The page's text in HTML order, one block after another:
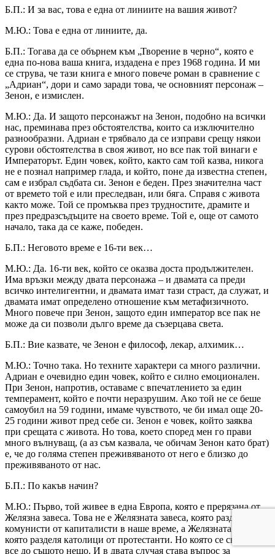
Б.П.: И за вас, това е една от линиите на вашия живот?
М.Ю.: Това е една от линиите, да.
Б.П.: Тогава да се обърнем към „Творение в черно“, която е
една по-нова ваша книга, издадена е през 1968 година. И ми
се струва, че тази книга е много повече роман в сравнение с
„Адриан“, дори и само заради това, че основният персонаж –
Зенон, е измислен.
М.Ю.: Да. И защото персонажът на Зенон, подобно на всички
нас, преминава през обстоятелства, които са изключително
разнообразни. Адриан е трябвало да се изправи срещу някои
сурови обстоятелства в своя живот, но все пак той винаги е
Императорът. Един човек, който, както сам той казва, никога
не е познал например глада, и който, поне да известна степен,
сам е избрал съдбата си. Зенон е беден. През значителна част
от времето той е или преследван, или бяга. Справя с живота
както може. Той се промъква през трудностите, драмите и
през предразсъдъците на своето време. Той е, още от самото
начало, така да се каже, победен.
Б.П.: Неговото време е 16-ти век…
М.Ю.: Да. 16-ти век, който се оказва доста продължителен.
Има връзки между двата персонажа – и двамата са преди
всичко интелигентни, и двамата имат тази страст, да служат, и
двамата имат определено отношение към метафизичното.
Много повече при Зенон, защото един император все пак не
може да си позволи дълго време да съзерцава света.
Б.П.: Вие казвате, че Зенон е философ, лекар, алхимик…
М.Ю.: Точно така. Но техните характери са много различни.
Адриан е очевидно един човек, който е силно емоционален.
При Зенон, напротив, оставаме с впечатлението за един
темперамент, който е почти неразрушим. Ако той не се беше
самоубил на 59 години, имаме чувството, че би имал още 20-
25 години живот пред себе си. Зенон е човек, който заяква
при срещата с живота. Но това, което според мен го прави
много вълнуващ, (а аз съм казвала, че обичам Зенон като брат)
е, че до голяма степен преживяваното от него е близко до
преживяваното от нас.
Б.П.: По какъв начин?
М.Ю.: Първо, той живее в една Европа, която е прерязана от
Желязна завеса. Това не е Желязната завеса, която разделя
комунисти от капиталисти в наше време, а Желязната завеса,
която разделя католици от протестанти. Но която се свежда
все до същото нещо. И в двата случая става въпрос за